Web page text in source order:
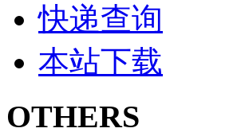
快递查询
本站下载
OTHERS